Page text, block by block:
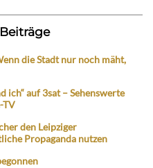
die Stadt nur noch mäht,
ich“ auf 3sat – Sehenswerte
TV
den Leipziger
Propaganda nutzen